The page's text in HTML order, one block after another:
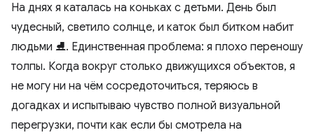
На днях я каталась на коньках с детьми. День был
чудесный, светило солнце, и каток был битком набит
людьми ⛸. Единственная проблема: я плохо переношу
толпы. Когда вокруг столько движущихся объектов, я
не могу ни на чём сосредоточиться, теряюсь в
догадках и испытываю чувство полной визуальной
перегрузки, почти как если бы смотрела на